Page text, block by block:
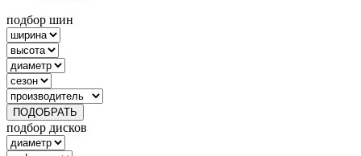
подбор шин
ПОДОБРАТЬ
подбор дисков